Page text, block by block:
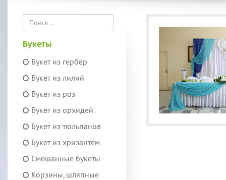
Букеты
Букет из гербер
Букет из лилий
Букет из роз
Букет из орхидей
Букет из тюльпанов
Букет из хризантем
Смешанные букеты
Корзины, шляпные